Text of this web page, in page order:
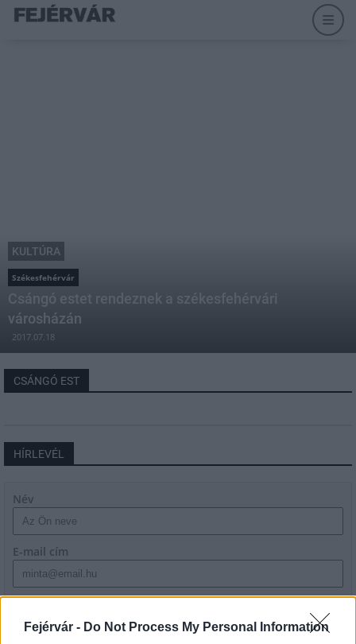
Fejérvár - Do Not Process My Personal Information
KULTÚRA
Székesfehérvár
Csángó estet rendeznek a székesfehérvári
városházán
2017.07.18
CSÁNGÓ EST
HÍRLEVÉL
Név
E-mail cím
szabályzatot!